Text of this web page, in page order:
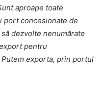
aproape toate
port concesionate de
dezvolte nenumărate
pentru
exporta, prin portul